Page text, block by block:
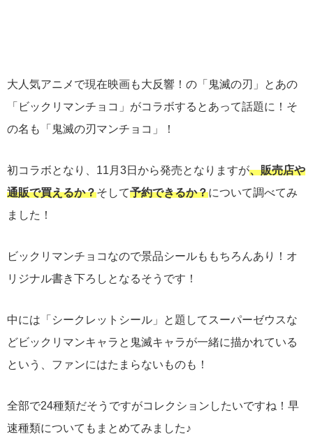
大人気アニメで現在映画も大反響！の「鬼滅の刃」とあの
「ビックリマンチョコ」がコラボするとあって話題に！そ
の名も「鬼滅の刃マンチョコ」！
初コラボとなり、11月3日から発売となりますが、販売店や
通販で買えるか？そして予約できるか？について調べてみ
ました！
ビックリマンチョコなので景品シールももちろんあり！オ
リジナル書き下ろしとなるそうです！
中には「シークレットシール」と題してスーパーゼウスな
どビックリマンキャラと鬼滅キャラが一緒に描かれている
という、ファンにはたまらないものも！
全部で24種類だそうですがコレクションしたいですね！早
速種類についてもまとめてみました♪